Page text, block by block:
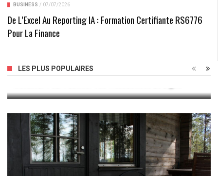
BUSINESS / 07/07/2026
De L’Excel Au Reporting IA : Formation Certifiante RS6776
Pour La Finance
LES PLUS POPULAIRES
Google Payment IE Ltd Dublin : Un Service De Paiement